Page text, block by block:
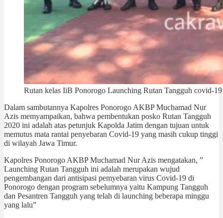
Rutan kelas IiB Ponorogo Launching Rutan Tangguh covid-19
Dalam sambutannya Kapolres Ponorogo AKBP Muchamad Nur
Azis memyampaikan, bahwa pembentukan posko Rutan Tangguh
2020 ini adalah atas petunjuk Kapolda Jatim dengan tujuan untuk
memutus mata rantai penyebaran Covid-19 yang masih cukup tinggi
di wilayah Jawa Timur.
Kapolres Ponorogo AKBP Muchamad Nur Azis mengatakan, ”
Launching Rutan Tangguh ini adalah merupakan wujud
pengembangan dari antisipasi pemyebaran virus Covid-19 di
Ponorogo dengan program sebelumnya yaitu Kampung Tangguh
dan Pesantren Tangguh yang telah di launching beberapa minggu
yang lalu”